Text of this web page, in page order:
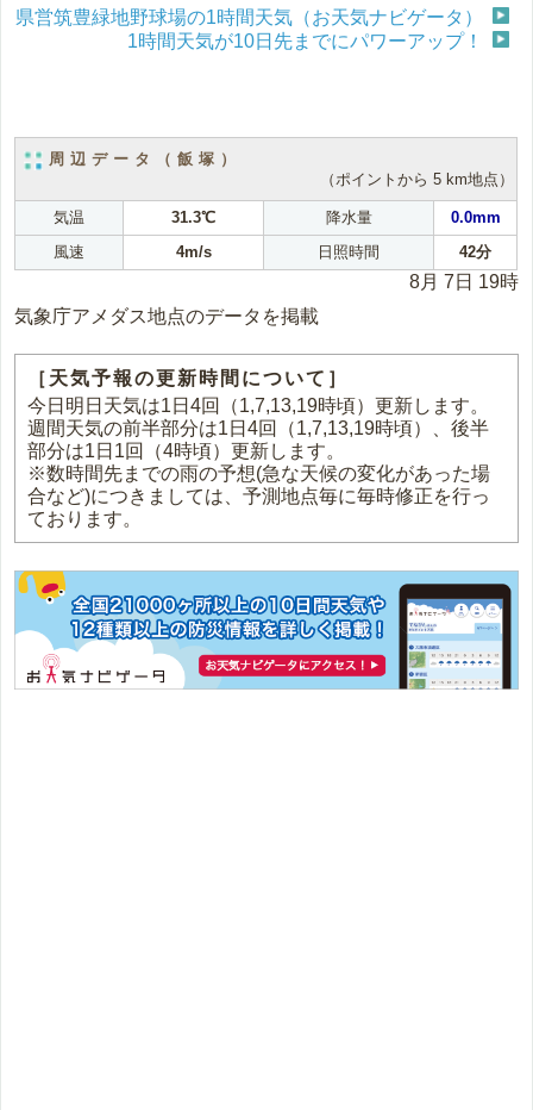
県営筑豊緑地野球場の1時間天気（お天気ナビゲータ）
1時間天気が10日先までにパワーアップ！
周辺データ（飯塚）
（ポイントから 5 km地点）
気温 31.3℃ 降水量
0.0mm
風速
4m/s 日照時間 42分
8月 7日 19時
気象庁アメダス地点のデータを掲載
［天気予報の更新時間について］
今日明日天気は1日4回（1,7,13,19時頃）更新します。
週間天気の前半部分は1日4回（1,7,13,19時頃）、後半
部分は1日1回（4時頃）更新します。
※数時間先までの雨の予想(急な天候の変化があった場
合など)につきましては、予測地点毎に毎時修正を行っ
ております。